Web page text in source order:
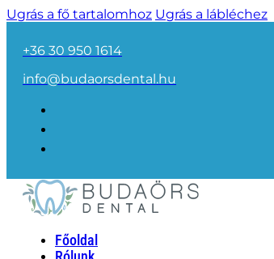
Ugrás a fő tartalomhoz Ugrás a lábléchez
+36 30 950 1614
info@budaorsdental.hu
Főoldal